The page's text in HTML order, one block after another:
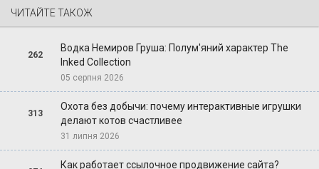
ЧИТАЙТЕ ТАКОЖ
262
Водка Немиров Груша: Полум'яний характер The
Inked Collection
05 серпня 2026
313
Охота без добычи: почему интерактивные игрушки
делают котов счастливее
31 липня 2026
Как работает ссылочное продвижение сайта?